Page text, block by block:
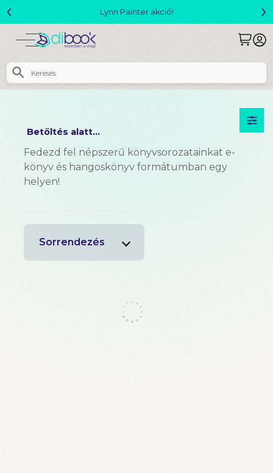
Lynn Painter akció!
‹ ›
Betöltés alatt...
Fedezd fel népszerű könyvsorozatainkat e-
könyv és hangoskönyv formátumban egy
helyen!
Sorrendezés